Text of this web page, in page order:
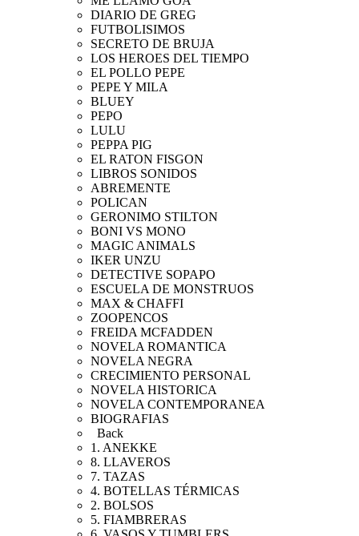
DIARIO DE GREG
FUTBOLISIMOS
SECRETO DE BRUJA
LOS HEROES DEL TIEMPO
EL POLLO PEPE
PEPE Y MILA
BLUEY
PEPO
LULU
PEPPA PIG
EL RATON FISGON
LIBROS SONIDOS
ABREMENTE
POLICAN
GERONIMO STILTON
BONI VS MONO
MAGIC ANIMALS
IKER UNZU
DETECTIVE SOPAPO
ESCUELA DE MONSTRUOS
MAX & CHAFFI
ZOOPENCOS
FREIDA MCFADDEN
NOVELA ROMANTICA
NOVELA NEGRA
CRECIMIENTO PERSONAL
NOVELA HISTORICA
NOVELA CONTEMPORANEA
BIOGRAFIAS
Back
1. ANEKKE
8. LLAVEROS
7. TAZAS
4. BOTELLAS TÉRMICAS
2. BOLSOS
5. FIAMBRERAS